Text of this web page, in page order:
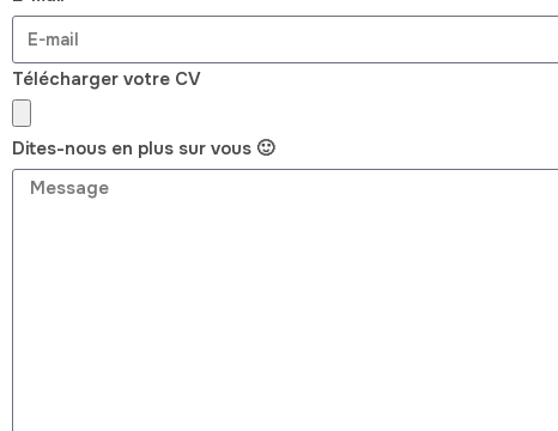
Télécharger votre CV
Dites-nous en plus sur vous 🙂